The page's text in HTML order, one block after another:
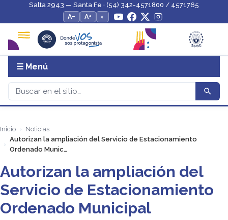
Salta 2943 — Santa Fe · (54) 342-4571800 / 4571765
A−
A+ ◐
☰ Menú
Inicio
Noticias
Autorizan la ampliación del Servicio de Estacionamiento
Ordenado Munic…
Autorizan la ampliación del
Servicio de Estacionamiento
Ordenado Municipal